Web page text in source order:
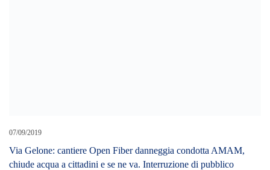
07/09/2019
Via Gelone: cantiere Open Fiber danneggia condotta AMAM,
chiude acqua a cittadini e se ne va. Interruzione di pubblico